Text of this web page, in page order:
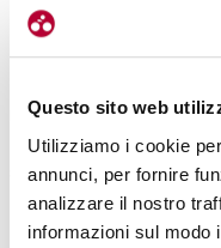
Questo sito web
Utilizziamo i cookie
annunci, per fornire
analizzare il nostro
informazioni sul modo
Secondo Costa di giorni simili
Ma è possibile per un
motociclisti. Quest’anno
mia direttrice finanziaria
sono soldi persi, ma
investire nel turismo
un po’ di sensibilità e di